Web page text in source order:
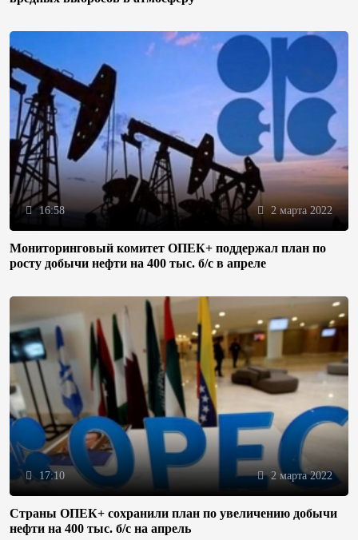
16:58 2 марта 2022
Мониторинговый комитет ОПЕК+ поддержал план по
росту добычи нефти на 400 тыс. б/с в апреле
17:10 2 марта 2022
Страны ОПЕК+ сохранили план по увеличению добычи
нефти на 400 тыс. б/с на апрель